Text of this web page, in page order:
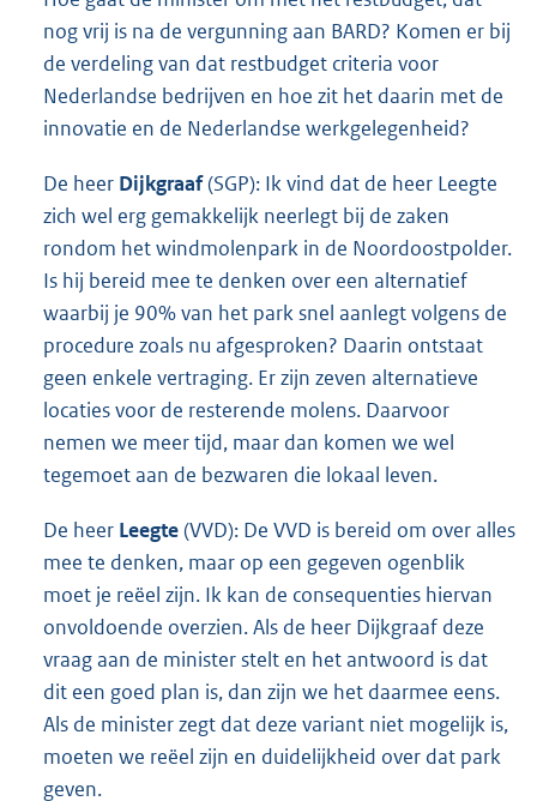
nog vrij is na de vergunning aan BARD? Komen er bij
de verdeling van dat restbudget criteria voor
Nederlandse bedrijven en hoe zit het daarin met de
innovatie en de Nederlandse werkgelegenheid?
De heer Dijkgraaf(SGP): Ik vind dat de heer Leegte
zich wel erg gemakkelijk neerlegt bij de zaken
rondom het windmolenpark in de Noordoostpolder.
Is hij bereid mee te denken over een alternatief
waarbij je 90% van het park snel aanlegt volgens de
procedure zoals nu afgesproken? Daarin ontstaat
geen enkele vertraging. Er zijn zeven alternatieve
locaties voor de resterende molens. Daarvoor
nemen we meer tijd, maar dan komen we wel
tegemoet aan de bezwaren die lokaal leven.
De heer Leegte(VVD): De VVD is bereid om over alles
mee te denken, maar op een gegeven ogenblik
moet je reëel zijn. Ik kan de consequenties hiervan
onvoldoende overzien. Als de heer Dijkgraaf deze
vraag aan de minister stelt en het antwoord is dat
dit een goed plan is, dan zijn we het daarmee eens.
Als de minister zegt dat deze variant niet mogelijk is,
moeten we reëel zijn en duidelijkheid over dat park
geven.